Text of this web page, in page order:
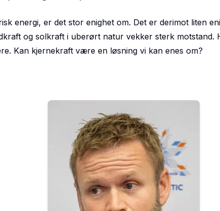
energi, er det stor enighet om. Det er derimot liten
og solkraft i uberørt natur vekker sterk motstand.
Kan kjernekraft være en løsning vi kan enes om?